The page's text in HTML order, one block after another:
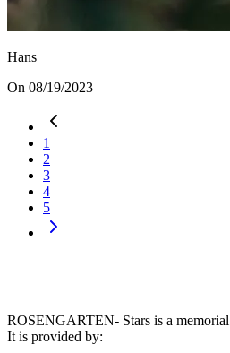
Hans
On 08/19/2023
1
2
3
4
5
ROSENGARTEN- Stars is a
It is provided by: